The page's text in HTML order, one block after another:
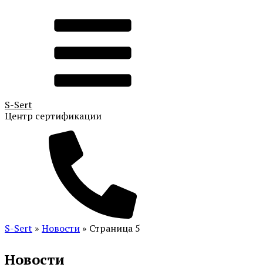
S-Sert
Центр сертификации
S-Sert » Новости » Страница 5
Новости